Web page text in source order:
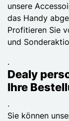
unsere
das Handy
Profitieren Sie
und
.
Dealy
Ihre
.
Sie können